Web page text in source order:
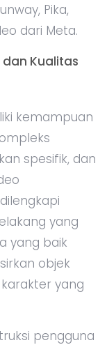
Pika,
dari Meta.
Kualitas
kemampuan
spesifik, dan
yang
yang baik
objek
yang
pengguna